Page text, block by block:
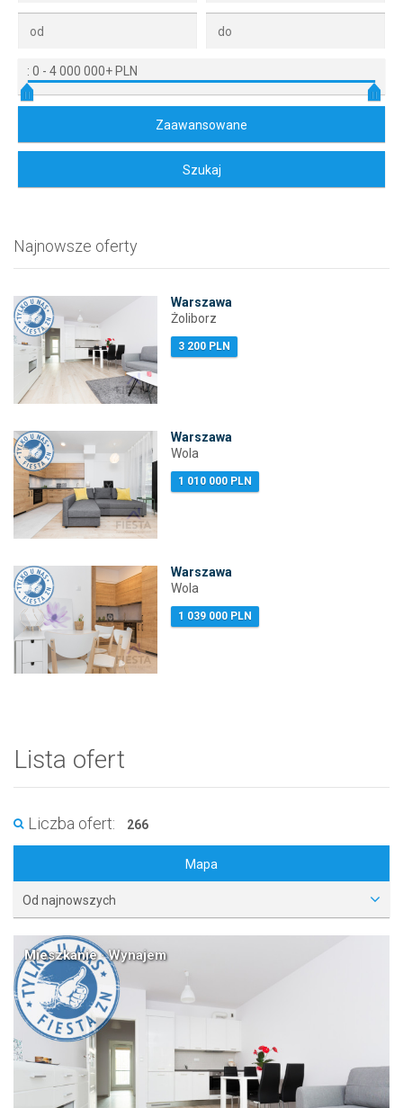
: 0 - 4 000 000+ PLN
Najnowsze oferty
Warszawa
Żoliborz
3 200 PLN
Warszawa
Wola
1 010 000 PLN
Warszawa
Wola
1 039 000 PLN
Lista ofert
Liczba ofert: 266
Mapa
Od najnowszych
Mieszkanie · Wynajem